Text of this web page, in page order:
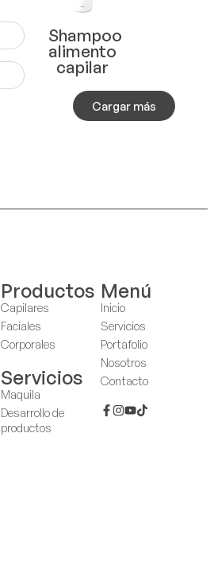
Shampoo
alimento
capilar
Cargar más
Productos
Capilares
Faciales
Corporales
Servicios
Maquila
Desarrollo de
productos
Menú
Inicio
Servicios
Portafolio
Nosotros
Contacto